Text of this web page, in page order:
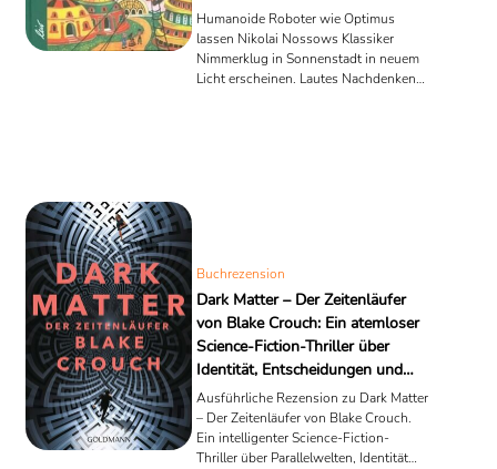
Humanoide Roboter wie Optimus
lassen Nikolai Nossows Klassiker
Nimmerklug in Sonnenstadt in neuem
Licht erscheinen. Lautes Nachdenken
Buchrezension
Dark Matter – Der Zeitenläufer
von Blake Crouch: Ein atemloser
Science-Fiction-Thriller über
Identität, Entscheidungen und
unendliche Möglichkeiten
Ausführliche Rezension zu Dark Matter
– Der Zeitenläufer von Blake Crouch.
Ein intelligenter Science-Fiction-
Thriller über Parallelwelten, Identität